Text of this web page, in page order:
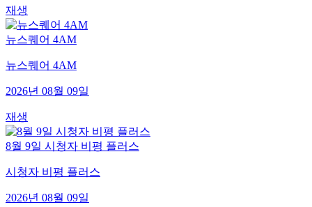
재생
뉴스퀘어 4AM
뉴스퀘어 4AM
2026년 08월 09일
재생
8월 9일 시청자 비평 플러스
시청자 비평 플러스
2026년 08월 09일